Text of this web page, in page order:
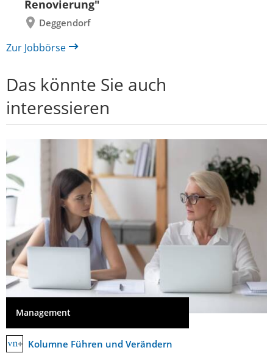
Renovierung"
Deggendorf
Zur Jobbörse
Das könnte Sie auch
interessieren
Management
Kolumne Führen und Verändern